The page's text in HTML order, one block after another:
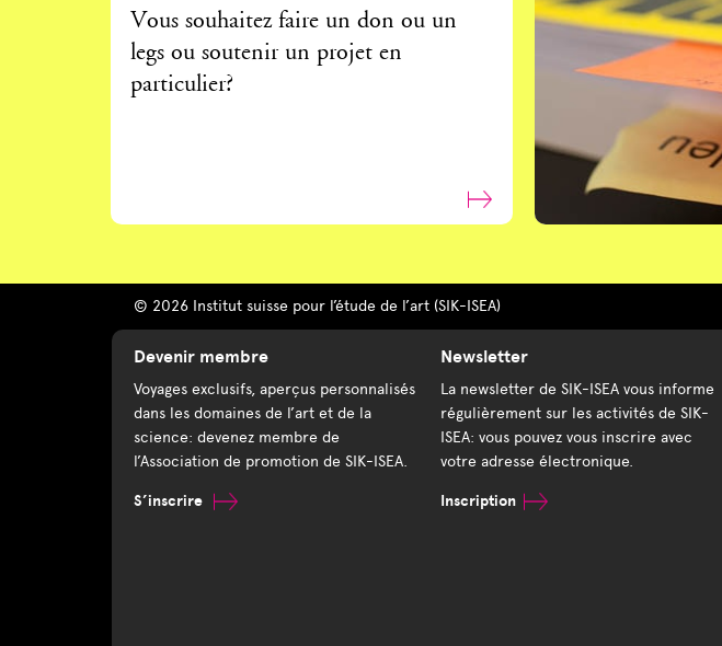
Vous souhaitez faire un don ou un
legs ou soutenir un projet en
particulier?
© 2026 Institut suisse pour l’étude de l’art (SIK-ISEA)
Devenir membre
Voyages exclusifs, aperçus personnalisés
dans les domaines de l’art et de la
science: devenez membre de
l’Association de promotion de SIK-ISEA.
S’inscrire
Newsletter
La newsletter de SIK-ISEA vous informe
régulièrement sur les activités de SIK-
ISEA: vous pouvez vous inscrire avec
votre adresse électronique.
Inscription